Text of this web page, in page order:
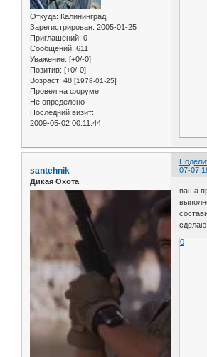
Откуда: Калининград
Зарегистрирован: 2005-01-25
Приглашений: 0
Сообщений: 611
Уважение: [+0/-0]
Позитив: [+0/-0]
Возраст: 48 [1978-01-25]
Провел на форуме:
Не определено
Последний визит:
2009-05-02 00:11:44
07-07
santehnik
Дикая Охота
ваша
0